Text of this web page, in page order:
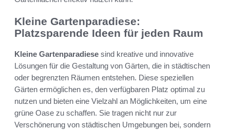
Kleine Gartenparadiese:
Platzsparende Ideen für jeden Raum
Kleine Gartenparadiese sind kreative und innovative
Lösungen für die Gestaltung von Gärten, die in städtischen
oder begrenzten Räumen entstehen. Diese speziellen
Gärten ermöglichen es, den verfügbaren Platz optimal zu
nutzen und bieten eine Vielzahl an Möglichkeiten, um eine
grüne Oase zu schaffen. Sie tragen nicht nur zur
Verschönerung von städtischen Umgebungen bei, sondern